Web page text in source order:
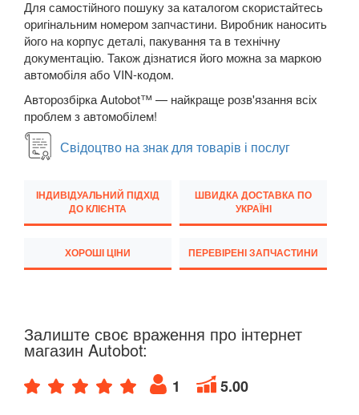
M5 F90
6 Series E63
6 Series E64
M6 E63/E64
6 Series F12
6 Series F06
6 Series G32
7 Series F01/F02
7 Series E65/E66/E67/E68
Для самостійного пошуку за каталогом скористайтесь
оригінальним номером запчастини. Виробник наносить
його на корпус деталі, пакування та в технічну
документацію. Також дізнатися його можна за маркою
автомобіля або VIN-кодом.
Авторозбірка Autobot™ — найкраще розв'язання всіх
проблем з автомобілем!
Свідоцтво на знак для товарів і послуг
ІНДИВІДУАЛЬНИЙ ПІДХІД
ДО КЛІЄНТА
ШВИДКА ДОСТАВКА ПО
УКРАЇНІ
ХОРОШІ ЦІНИ ПЕРЕВІРЕНІ ЗАПЧАСТИНИ
Залиште своє враження про інтернет
магазин Autobot:
1 5.00